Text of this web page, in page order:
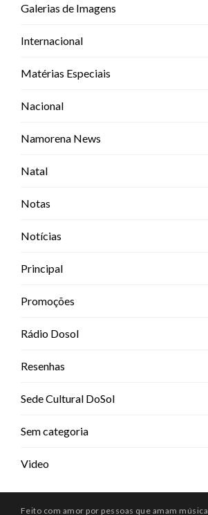
Galerias de Imagens
Internacional
Matérias Especiais
Nacional
Namorena News
Natal
Notas
Notícias
Principal
Promoções
Rádio Dosol
Resenhas
Sede Cultural DoSol
Sem categoria
Video
Feito com amor por pessoas que amam música